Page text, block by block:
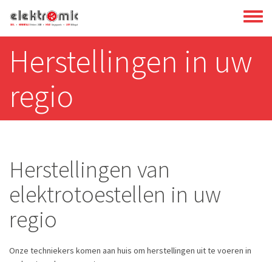
Overslaan
en
inhoud
gaan
menu
Herstellingen in uw
regio
Herstellingen van
elektrotoestellen in uw
regio
Onze techniekers komen aan huis om herstellingen uit te voeren in